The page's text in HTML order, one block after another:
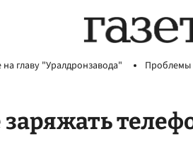
главу "Уралдронзавода" Проблемы